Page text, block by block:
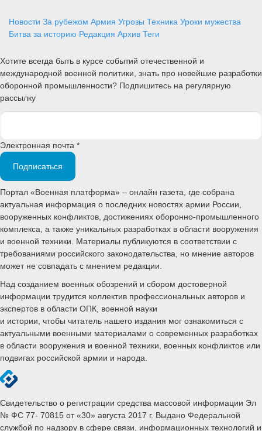
Новости За рубежом Армия Угрозы Техника Уроки мужества
Битва за историю Редакция Архив Теги
Хотите всегда быть в курсе событий отечественной и
международной военной политики, знать про новейшие разработки
оборонной промышленности? Подпишитесь на регулярную
рассылку
Электронная почта *
Подписаться
Портал «Военная платформа» – онлайн газета, где собрана
актуальная информация о последних новостях армии России,
вооруженных конфликтов, достижениях оборонно-промышленного
комплекса, а также уникальных разработках в области вооружения
и военной техники. Материалы публикуются в соответствии с
требованиями российского законодательства, но мнение авторов
может не совпадать с мнением редакции.
Над созданием военных обозрений и сбором достоверной
информации трудится коллектив профессиональных авторов и
экспертов в области ОПК, военной науки
и истории, чтобы читатель нашего издания мог ознакомиться с
актуальными военными материалами о современных разработках
в области вооружения и военной техники, военных конфликтов или
подвигах российской армии и народа.
Свидетельство о регистрации средства массовой информации Эл
№ ФС 77- 70815 от «30» августа 2017 г. Выдано Федеральной
службой по надзору в сфере связи, информационных технологий и